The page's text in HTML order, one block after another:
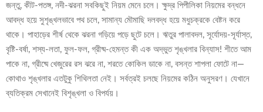
জন্তু, কীট-পতঙ্গ, নদী-ঝরনা সবকিছুই নিয়ম মেনে চলে। ক্ষুদ্র পিপীলিকা নিয়মের বন্ধনে
আবদ্ধ হয়ে সুশৃঙ্খলভাবে পথ চলে, সামান্য মৌমাছি দলবদ্ধ হয়ে মধুচক্রকে বেষ্টন করে
থাকে। পাহাড়ের শীর্ষ থেকে ঝরনা গড়িয়ে পড়ে ছুটে চলে। ঋতুর পালাবদল, সূর্যোদয়-সূর্যাস্ত,
বৃষ্টি-বর্ষা, শস্য-লতা, ফুল-ফল, গ্রীষ্ম-হেমন্ত কী এক অদ্ভুত শৃঙ্খলার বিন্যাস! শীতে আম
পাকে না, গ্রীষ্মে খেজুরের রস ঝরে না, শরতে কোকিল ডাকে না, বসন্ত শাপলা ফোটে না—
কোথাও শৃঙ্খলার এতটুকু শিথিলতা নেই। সর্বত্রই চলছে নিয়মের কঠিন অনুসরণ। যেখানে
ব্যতিক্রম সেখানেই বিশৃঙ্খলা ও বিপর্যয়।